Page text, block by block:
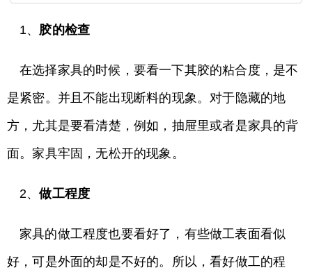
1、 胶的检查
在选择家具的时候，要看一下其胶的粘合度，是不
是紧密。并且不能出现断料的现象。对于隐藏的地
方，尤其是要看清楚，例如，抽屉里或者是家具的背
面。家具牢固，无松开的现象。
2、做工程度
家具的做工程度也要看好了，有些做工表面看似
好，可是外面的却是不好的。所以，看好做工的程